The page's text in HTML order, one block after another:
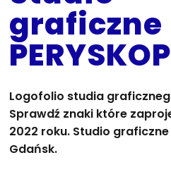
graficzne
Logofolio studia
Sprawdź znaki które
2022 roku. Studio
Gdańsk.